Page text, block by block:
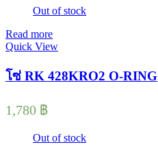
Out of stock
Read more
Quick View
โซ่ RK 428KRO2 O-RING
1,780 ฿
Out of stock